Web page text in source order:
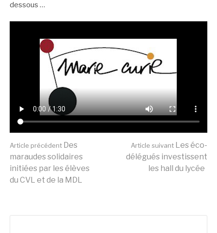
dessous …
Lire
la
suite
Article précédent Des
maraudes solidaires
initiées par les élèves
du CVL et de la MDL
Article suivant Les éco-
délégués investissent
les hall du lycée